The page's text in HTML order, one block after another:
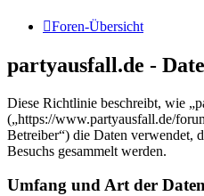
Foren-Übersicht
partyausfall.de -
Diese Richtlinie beschreibt, wie
(„https://www.partyausfall.de/
Betreiber“) die Daten verwendet,
Besuchs gesammelt werden.
Umfang und Art der